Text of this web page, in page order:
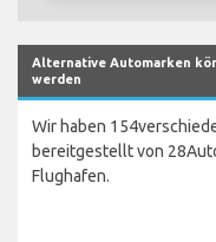
Alternative Automarken
werden
Wir haben
bereitgestellt von
Flughafen.